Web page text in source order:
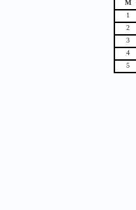
М
1
2
3
4
5